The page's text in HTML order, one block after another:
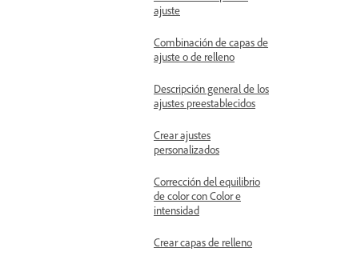
ajuste
Combinación de capas de
ajuste o de relleno
Descripción general de los
ajustes preestablecidos
Crear ajustes
personalizados
Corrección del equilibrio
de color con Color e
intensidad
Crear capas de relleno